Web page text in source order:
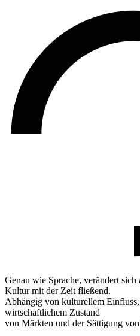
Genau wie Sprache, verändert
Kultur mit der Zeit fließend.
Abhängig von kulturellem
wirtschaftlichem Zustand
von Märkten und der Sättigung